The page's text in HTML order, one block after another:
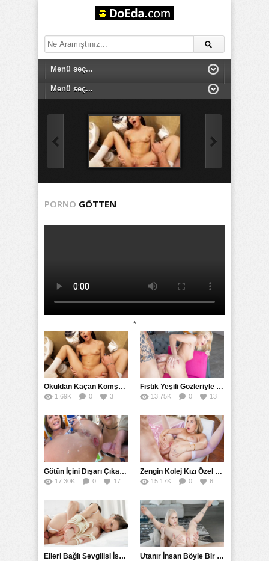
PORNO GÖTTEN
*
Okuldan Kaçan Komşu Kızını Bakire Sanıp Götten Sikti
1.69K 0 3
Fıstık Yeşili Gözleriyle Arka Bahçeyi Renklendirip Filizlendirdi
13.75K 0 13
Götün İçini Dışarı Çıkarana Kadar Sokup Boşalttı
17.30K 0 17
Zengin Kolej Kızı Özel Şoförüne Götten Sikmesini Emretti
15.17K 0 6
Elleri Bağlı Sevgilisi İstemediği Halde Götten Tecavüz Etti Utanır İnsan Böyle Bir Güzele Götten Sokulur Mu